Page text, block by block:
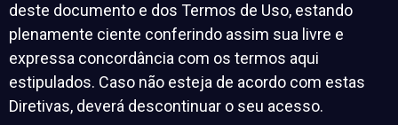
deste documento e dos Termos de Uso, estando
plenamente ciente conferindo assim sua livre e
expressa concordância com os termos aqui
estipulados. Caso não esteja de acordo com estas
Diretivas, deverá descontinuar o seu acesso.